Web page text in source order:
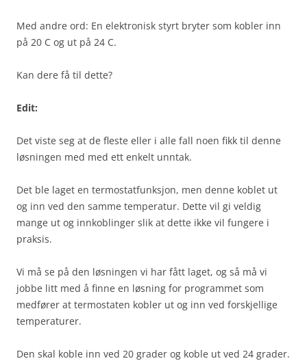
Med andre ord: En elektronisk styrt bryter som kobler inn
på 20 C og ut på 24 C.
Kan dere få til dette?
Edit:
Det viste seg at de fleste eller i alle fall noen fikk til denne
løsningen med med ett enkelt unntak.
Det ble laget en termostatfunksjon, men denne koblet ut
og inn ved den samme temperatur. Dette vil gi veldig
mange ut og innkoblinger slik at dette ikke vil fungere i
praksis.
Vi må se på den løsningen vi har fått laget, og så må vi
jobbe litt med å finne en løsning for programmet som
medfører at termostaten kobler ut og inn ved forskjellige
temperaturer.
Den skal koble inn ved 20 grader og koble ut ved 24 grader.